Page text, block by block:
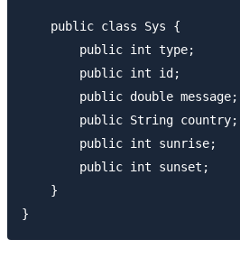
    public class Sys {
        public int type;
        public int id;
        public double message;
        public String country;
        public int sunrise;
        public int sunset;
    }